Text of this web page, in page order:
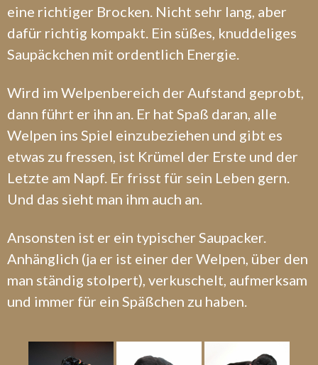
eine richtiger Brocken. Nicht sehr lang, aber
dafür richtig kompakt. Ein süßes, knuddeliges
Saupäckchen mit ordentlich Energie.
Wird im Welpenbereich der Aufstand geprobt,
dann führt er ihn an. Er hat Spaß daran, alle
Welpen ins Spiel einzubeziehen und gibt es
etwas zu fressen, ist Krümel der Erste und der
Letzte am Napf. Er frisst für sein Leben gern.
Und das sieht man ihm auch an.
Ansonsten ist er ein typischer Saupacker.
Anhänglich (ja er ist einer der Welpen, über den
man ständig stolpert), verkuschelt, aufmerksam
und immer für ein Späßchen zu haben.